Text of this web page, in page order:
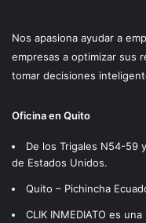
Nos apasiona ayudar a
empresas a optimizar sus
tomar decisiones
Oficina en Quito
De los Trigales N54-59
de Estados Unidos.
Quito – Pichincha
CLIK INMEDIATO es